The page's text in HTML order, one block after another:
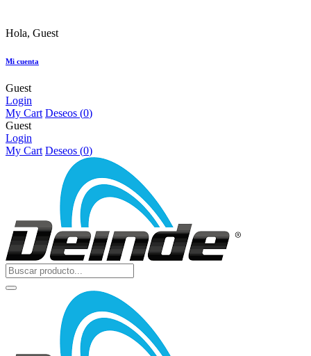
Hola, Guest
Mi cuenta
Guest
Login
My Cart Deseos (0)
Guest
Login
My Cart Deseos (0)